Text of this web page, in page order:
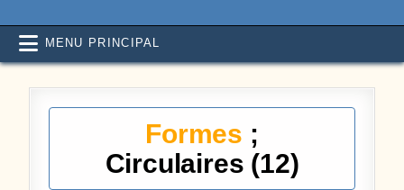
MENU PRINCIPAL
Formes ;
Circulaires (12)